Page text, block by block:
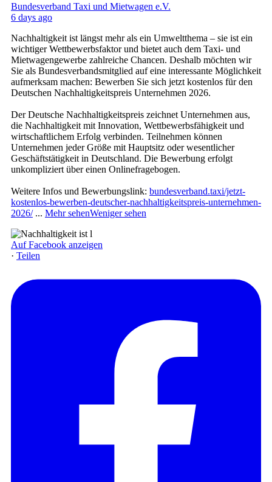
Bundesverband Taxi und Mietwagen e.V.
6 days ago
Nachhaltigkeit ist längst mehr als ein Umweltthema – sie ist ein
wichtiger Wettbewerbsfaktor und bietet auch dem Taxi- und
Mietwagengewerbe zahlreiche Chancen. Deshalb möchten wir
Sie als Bundesverbandsmitglied auf eine interessante Möglichkeit
aufmerksam machen: Bewerben Sie sich jetzt kostenlos für den
Deutschen Nachhaltigkeitspreis Unternehmen 2026.
Der Deutsche Nachhaltigkeitspreis zeichnet Unternehmen aus,
die Nachhaltigkeit mit Innovation, Wettbewerbsfähigkeit und
wirtschaftlichem Erfolg verbinden. Teilnehmen können
Unternehmen jeder Größe mit Hauptsitz oder wesentlicher
Geschäftstätigkeit in Deutschland. Die Bewerbung erfolgt
unkompliziert über einen Onlinefragebogen.
Weitere Infos und Bewerbungslink: bundesverband.taxi/jetzt-
kostenlos-bewerben-deutscher-nachhaltigkeitspreis-unternehmen-
2026/ ... Mehr sehenWeniger sehen
Auf Facebook anzeigen
· Teilen